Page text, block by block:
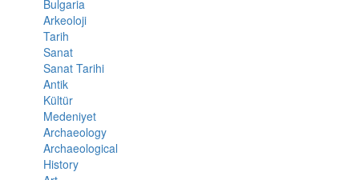
Bulgaria
Arkeoloji
Tarih
Sanat
Sanat Tarihi
Antik
Kültür
Medeniyet
Archaeology
Archaeological
History